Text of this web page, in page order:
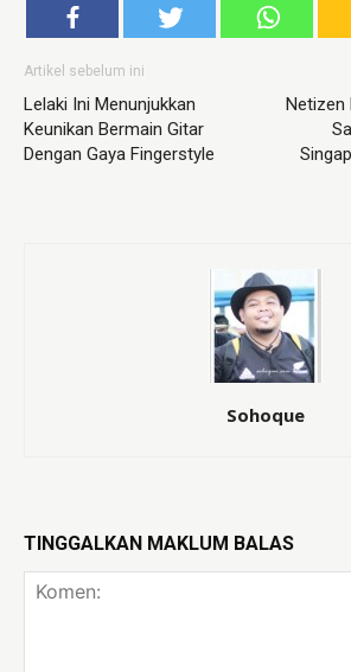
Artikel sebelum ini
Lelaki Ini Menunjukkan
Keunikan Bermain Gitar
Dengan Gaya Fingerstyle
Netizen
Sohoque
TINGGALKAN MAKLUM BALAS